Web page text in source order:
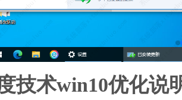
术win10优化说